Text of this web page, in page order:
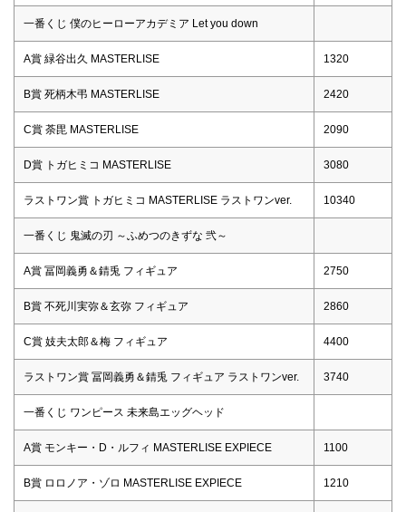
一番くじ 僕のヒーローアカデミア Let you down
A賞 緑谷出久 MASTERLISE 1320
B賞 死柄木弔 MASTERLISE 2420
C賞 荼毘 MASTERLISE 2090
D賞 トガヒミコ MASTERLISE 3080
ラストワン賞 トガヒミコ MASTERLISE ラストワンver. 10340
一番くじ 鬼滅の刃 ～ふめつのきずな 弐～
A賞 冨岡義勇＆錆兎 フィギュア 2750
B賞 不死川実弥＆玄弥 フィギュア 2860
C賞 妓夫太郎＆梅 フィギュア 4400
ラストワン賞 冨岡義勇＆錆兎 フィギュア ラストワンver. 3740
一番くじ ワンピース 未来島エッグヘッド
A賞 モンキー・D・ルフィ MASTERLISE EXPIECE 1100
B賞 ロロノア・ゾロ MASTERLISE EXPIECE 1210